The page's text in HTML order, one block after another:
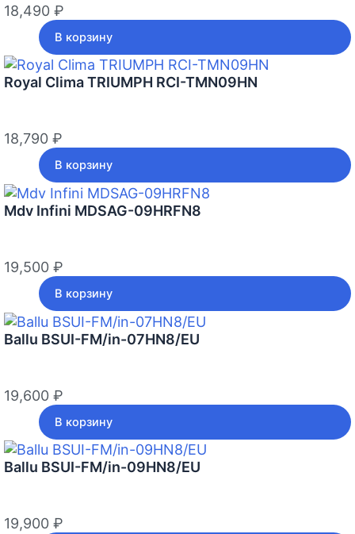
18,490 ₽
В корзину
Royal Clima TRIUMPH RCI-TMN09HN
18,790 ₽
В корзину
Mdv Infini MDSAG-09HRFN8
19,500 ₽
В корзину
Ballu BSUI-FM/in-07HN8/EU
19,600 ₽
В корзину
Ballu BSUI-FM/in-09HN8/EU
19,900 ₽